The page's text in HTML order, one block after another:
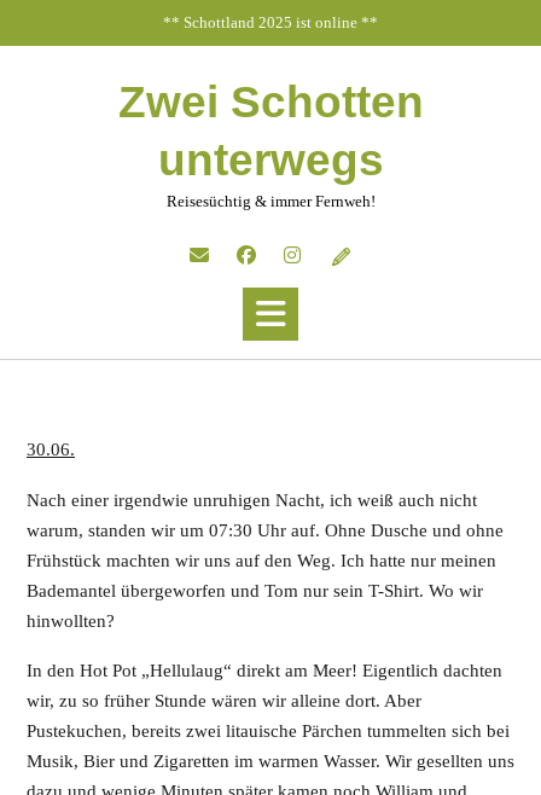
** Schottland 2025 ist online **
Zwei Schotten
unterwegs
Reisesüchtig & immer Fernweh!
30.06.
Nach einer irgendwie unruhigen Nacht, ich weiß auch nicht
warum, standen wir um 07:30 Uhr auf. Ohne Dusche und ohne
Frühstück machten wir uns auf den Weg. Ich hatte nur meinen
Bademantel übergeworfen und Tom nur sein T-Shirt. Wo wir
hinwollten?
In den Hot Pot „Hellulaug“ direkt am Meer! Eigentlich dachten
wir, zu so früher Stunde wären wir alleine dort. Aber
Pustekuchen, bereits zwei litauische Pärchen tummelten sich bei
Musik, Bier und Zigaretten im warmen Wasser. Wir gesellten uns